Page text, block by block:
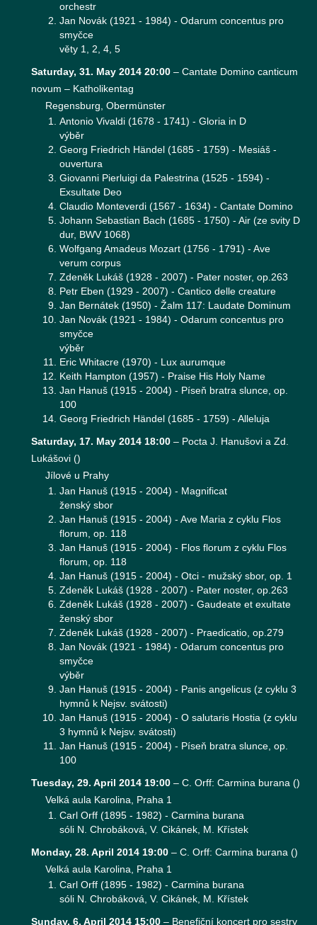
orchestr
Jan Novák (1921 - 1984) - Odarum concentus pro
smyčce
věty 1, 2, 4, 5
Saturday, 31. May 2014 20:00 – Cantate Domino canticum
novum – Katholikentag
Regensburg, Obermünster
Antonio Vivaldi (1678 - 1741) - Gloria in D
výběr
Georg Friedrich Händel (1685 - 1759) - Mesiáš -
ouvertura
Giovanni Pierluigi da Palestrina (1525 - 1594) -
Exsultate Deo
Claudio Monteverdi (1567 - 1634) - Cantate Domino
Johann Sebastian Bach (1685 - 1750) - Air (ze svity D
dur, BWV 1068)
Wolfgang Amadeus Mozart (1756 - 1791) - Ave
verum corpus
Zdeněk Lukáš (1928 - 2007) - Pater noster, op.263
Petr Eben (1929 - 2007) - Cantico delle creature
Jan Bernátek (1950) - Žalm 117: Laudate Dominum
Jan Novák (1921 - 1984) - Odarum concentus pro
smyčce
výběr
Eric Whitacre (1970) - Lux aurumque
Keith Hampton (1957) - Praise His Holy Name
Jan Hanuš (1915 - 2004) - Píseň bratra slunce, op.
100
Georg Friedrich Händel (1685 - 1759) - Alleluja
Saturday, 17. May 2014 18:00 – Pocta J. Hanušovi a Zd.
Lukášovi ()
Jílové u Prahy
Jan Hanuš (1915 - 2004) - Magnificat
ženský sbor
Jan Hanuš (1915 - 2004) - Ave Maria z cyklu Flos
florum, op. 118
Jan Hanuš (1915 - 2004) - Flos florum z cyklu Flos
florum, op. 118
Jan Hanuš (1915 - 2004) - Otci - mužský sbor, op. 1
Zdeněk Lukáš (1928 - 2007) - Pater noster, op.263
Zdeněk Lukáš (1928 - 2007) - Gaudeate et exultate
ženský sbor
Zdeněk Lukáš (1928 - 2007) - Praedicatio, op.279
Jan Novák (1921 - 1984) - Odarum concentus pro
smyčce
výběr
Jan Hanuš (1915 - 2004) - Panis angelicus (z cyklu 3
hymnů k Nejsv. svátosti)
Jan Hanuš (1915 - 2004) - O salutaris Hostia (z cyklu
3 hymnů k Nejsv. svátosti)
Jan Hanuš (1915 - 2004) - Píseň bratra slunce, op.
100
Tuesday, 29. April 2014 19:00 – C. Orff: Carmina burana ()
Velká aula Karolina, Praha 1
Carl Orff (1895 - 1982) - Carmina burana
sóli N. Chrobáková, V. Cikánek, M. Křístek
Monday, 28. April 2014 19:00 – C. Orff: Carmina burana ()
Velká aula Karolina, Praha 1
Carl Orff (1895 - 1982) - Carmina burana
sóli N. Chrobáková, V. Cikánek, M. Křístek
Sunday, 6. April 2014 15:00 – Benefiční koncert pro sestry